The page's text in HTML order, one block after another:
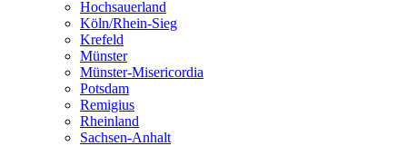
Hochsauerland
Köln/Rhein-Sieg
Krefeld
Münster
Münster-Misericordia
Potsdam
Remigius
Rheinland
Sachsen-Anhalt